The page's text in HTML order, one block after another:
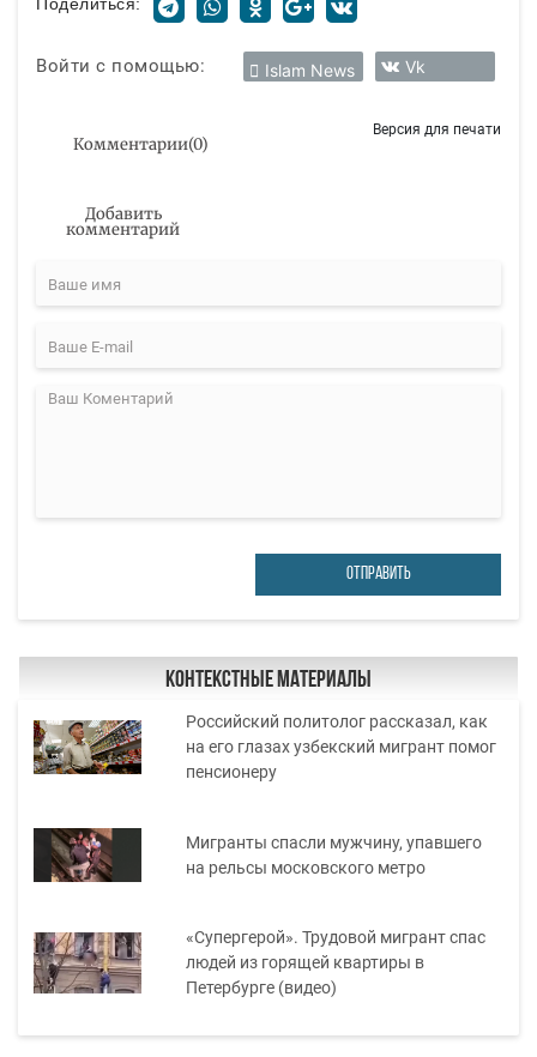
Войти с помощью: Islam News Vk
Комментарии(0)
Версия для печати
Добавить
комментарий
ОТПРАВИТЬ
Контекстные материалы
Российский политолог рассказал, как
на его глазах узбекский мигрант помог
пенсионеру
Мигранты спасли мужчину, упавшего
на рельсы московского метро
«Супергерой». Трудовой мигрант спас
людей из горящей квартиры в
Петербурге (видео)